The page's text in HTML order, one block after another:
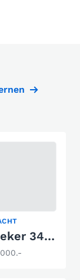
Sunseeker 34 Superhawk